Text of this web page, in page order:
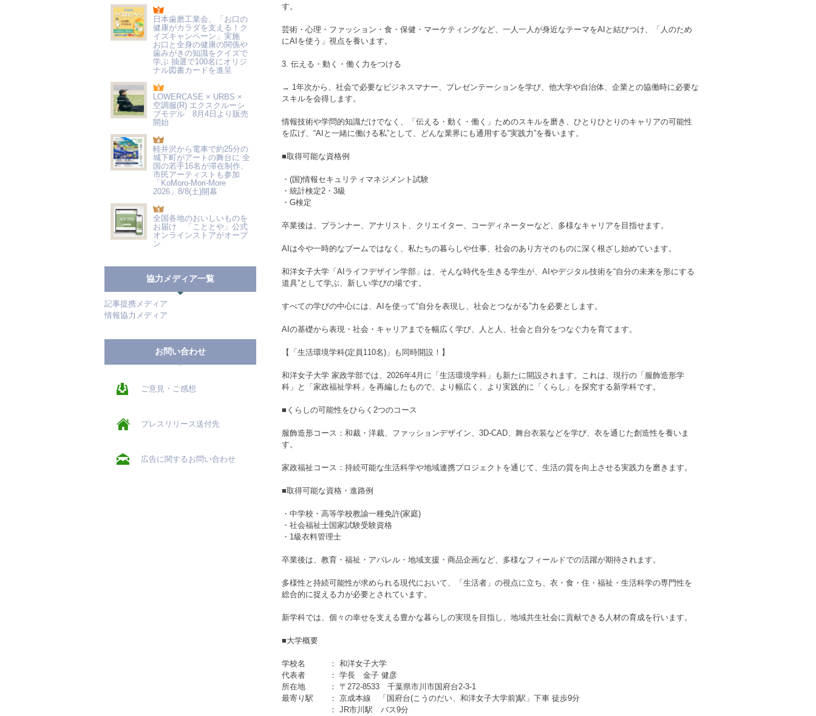
日本歯磨工業会、「お口の
健康がカラダを支える！ク
イズキャンペーン」実施
お口と全身の健康の関係や
歯みがきの知識をクイズで
学ぶ 抽選で100名にオリジ
ナル図書カードを進呈
LOWERCASE × URBS ×
空調服(R) エクスクルーシ
ブモデル 8月4日より販売
開始
軽井沢から電車で約25分の
城下町がアートの舞台に 全
国の若手16名が滞在制作、
市民アーティストも参加
「KoMoro-Mori-More
2026」8/8(土)開幕
全国各地のおいしいものを
お届け 「こととや」公式
オンラインストアがオープ
ン
協力メディア一覧
記事提携メディア
情報協力メディア
お問い合わせ
ご意見・ご感想
プレスリリース送付先
広告に関するお問い合わせ
す。
芸術・心理・ファッション・食・保健・マーケティングなど、一人一人が身近なテーマをAIと結びつけ、「人のため
にAIを使う」視点を養います。
3. 伝える・動く・働く力をつける
→ 1年次から、社会で必要なビジネスマナー、プレゼンテーションを学び、他大学や自治体、企業との協働時に必要な
スキルを会得します。
情報技術や学問的知識だけでなく、「伝える・動く・働く」ためのスキルを磨き、ひとりひとりのキャリアの可能性
を広げ、“AIと一緒に働ける私”として、どんな業界にも通用する“実践力”を養います。
■取得可能な資格例
・(国)情報セキュリティマネジメント試験
・統計検定2・3級
・G検定
卒業後は、プランナー、アナリスト、クリエイター、コーディネーターなど、多様なキャリアを目指せます。
AIは今や一時的なブームではなく、私たちの暮らしや仕事、社会のあり方そのものに深く根ざし始めています。
和洋女子大学「AIライフデザイン学部」は、そんな時代を生きる学生が、AIやデジタル技術を“自分の未来を形にする
道具”として学ぶ、新しい学びの場です。
すべての学びの中心には、AIを使って“自分を表現し、社会とつながる”力を必要とします。
AIの基礎から表現・社会・キャリアまでを幅広く学び、人と人、社会と自分をつなぐ力を育てます。
【「生活環境学科(定員110名)」も同時開設！】
和洋女子大学 家政学部では、2026年4月に「生活環境学科」も新たに開設されます。これは、現行の「服飾造形学
科」と「家政福祉学科」を再編したもので、より幅広く、より実践的に「くらし」を探究する新学科です。
■くらしの可能性をひらく2つのコース
服飾造形コース：和裁・洋裁、ファッションデザイン、3D-CAD、舞台衣装などを学び、衣を通じた創造性を養いま
す。
家政福祉コース：持続可能な生活科学や地域連携プロジェクトを通じて、生活の質を向上させる実践力を磨きます。
■取得可能な資格・進路例
・中学校・高等学校教諭一種免許(家庭)
・社会福祉士国家試験受験資格
・1級衣料管理士
卒業後は、教育・福祉・アパレル・地域支援・商品企画など、多様なフィールドでの活躍が期待されます。
多様性と持続可能性が求められる現代において、「生活者」の視点に立ち、衣・食・住・福祉・生活科学の専門性を
総合的に捉える力が必要とされています。
新学科では、個々の幸せを支える豊かな暮らしの実現を目指し、地域共生社会に貢献できる人材の育成を行います。
■大学概要
学校名 ： 和洋女子大学
代表者 ： 学長 金子 健彦
所在地 ： 〒272-8533 千葉県市川市国府台2-3-1
最寄り駅 ： 京成本線 「国府台(こうのだい、和洋女子大学前)駅」下車 徒歩9分
： JR市川駅 バス9分